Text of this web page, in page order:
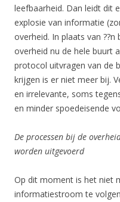
leefbaarheid. Dan leidt dit
explosie van informatie
overheid. In plaats van
overheid nu de hele buurt
protocol uitvragen van de
krijgen is er niet meer bij.
en irrelevante, soms
en minder spoedeisende
De processen bij de
worden uitgevoerd
Op dit moment is het niet
informatiestroom te